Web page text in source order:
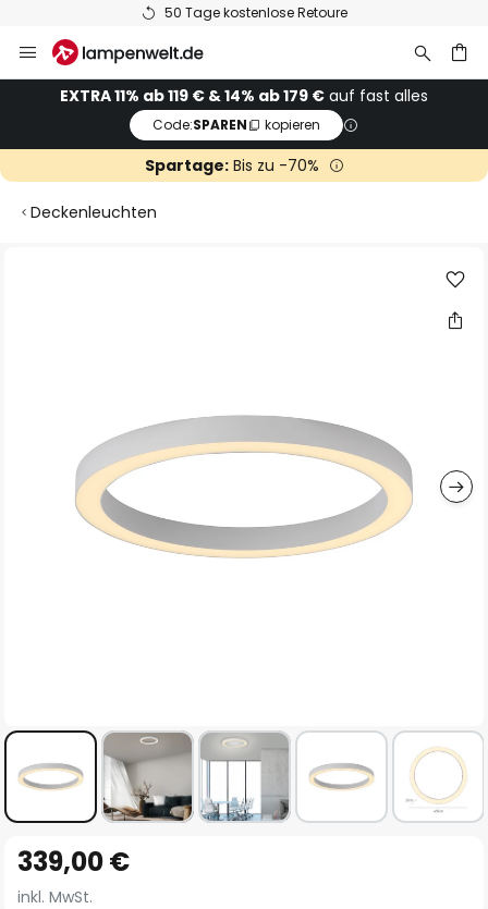
50 Tage kostenlose Retoure
Inhalt
springenEXTRA 11% ab 119 € & 14% ab 179 € auf fast alles
Code:SPAREN kopieren
Spartage:Bis zu -70%
Deckenleuchten
Anfang
der
339,00 €
inkl. MwSt.